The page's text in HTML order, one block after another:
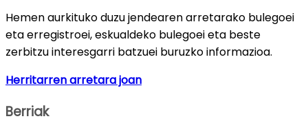
Hemen aurkituko duzu jendearen arretarako bulegoei
eta erregistroei, eskualdeko bulegoei eta beste
zerbitzu interesgarri batzuei buruzko informazioa.
Herritarren arretara joan
Berriak